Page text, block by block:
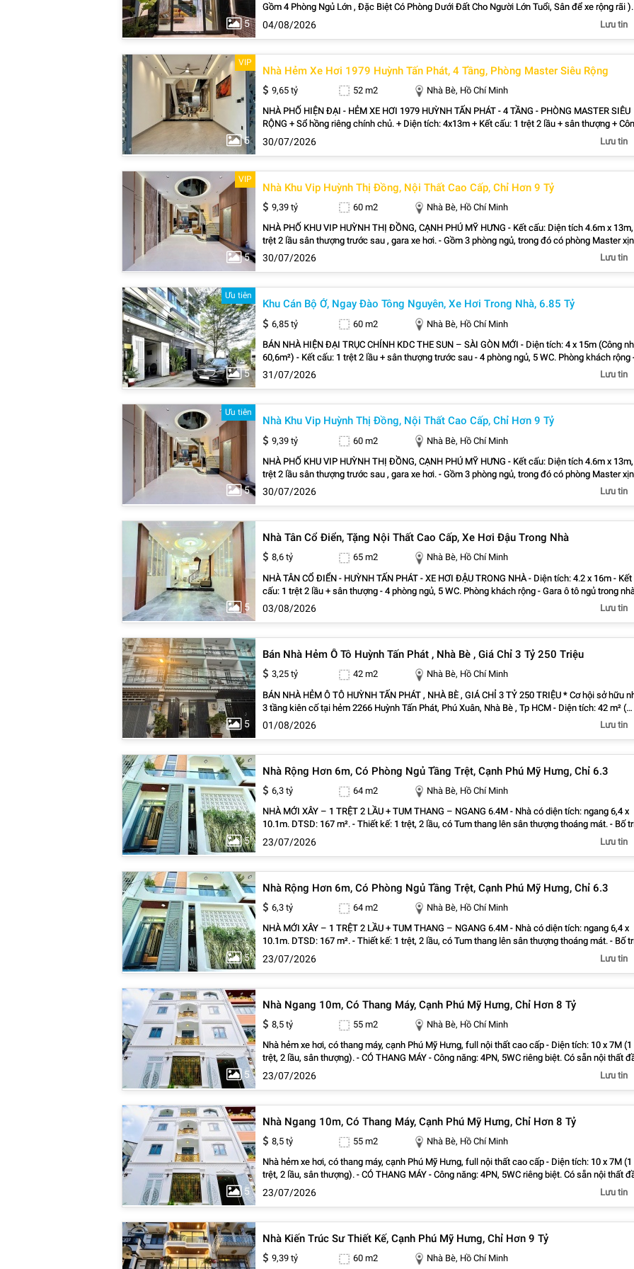
5
Gồm 4 Phòng Ngủ Lớn , Đặc Biệt Có Phòng Dưới Đất Cho Người Lớn Tuổi, Sân để xe rộng rãi ). -
Tặng Full Nội Thất : Sofa , Bàn ăn , Tủ Lạnh , Máy Lạnh , giường tủ , kệ tivi , Bàn Trang Điểm … -
Khu dân cư đông đúc thích hợp vừa ở vừa kinh doanh Nail Tóc , Spa , mua bán nhỏ hoặc cho
hệ: 0838.939.781 - Nguyễn Hoàng Realty (Nhà Thật - Giá Thật - Tư Vấn Thật)
04/08/2026 Lưu tin
5
VIP
Nhà Hẻm Xe Hơi 1979 Huỳnh Tấn Phát, 4 Tầng, Phòng Master Siêu Rộng
9,65 tỷ 52 m2
Nhà Bè, Hồ Chí Minh
NHÀ PHỐ HIỆN ĐẠI - HẺM XE HƠI 1979 HUỲNH TẤN PHÁT - 4 TẦNG - PHÒNG MASTER SIÊU
RỘNG + Sổ hồng riêng chính chủ. + Diện tích: 4x13m + Kết cấu: 1 trệt 2 lầu + sân thượng + Công
năng: 3 phòng ngủ – 4 WC rộng rãi. + Hẻm xe hơi tới tận nhà – cực kỳ tiện lợi + Tặng full nội
cao cấp – dọn vào ở ngay + Khu dân cư an ninh, yên tĩnh, hàng xóm thân thiện + Nằm cạnh
Hoàng Realty
30/07/2026 Lưu tin
5
VIP
Nhà Khu Vip Huỳnh Thị Đồng, Nội Thất Cao Cấp, Chỉ Hơn 9 Tỷ
9,39 tỷ 60 m2
Nhà Bè, Hồ Chí Minh
NHÀ PHỐ KHU VIP HUỲNH THỊ ĐỒNG, CẠNH PHÚ MỸ HƯNG - Kết cấu: Diện tích 4.6m x 13m,
trệt 2 lầu sân thượng trước sau , gara xe hơi. - Gồm 3 phòng ngủ, trong đó có phòng Master xịn
sò rộng rãi và đầy đủ tiện nghi, 4 nhà vệ sinh. - Nhà thiết kế Hiện Đại Sang Trọng Đường Công
kết hợp đen led , nội thất tinh tế và mang đến cho gia chủ cảm giác ấm ấp - Tặng full nội thất
đầy đủ thiết bị điện tử,5 máy lạnh, giường nệm, tủ quần áo kịch trần , tab đầu giường, bàn
điểm…..vvv - Giá Bán : 9Tỷ390 - Liên hệ: 0838.939.781 - Nguyễn Hoàng Realty
30/07/2026 Lưu tin
5
Ưu tiên
Khu Cán Bộ Ở, Ngay Đào Tông Nguyên, Xe Hơi Trong Nhà, 6.85 Tỷ
6,85 tỷ 60 m2
Nhà Bè, Hồ Chí Minh
BÁN NHÀ HIỆN ĐẠI TRỤC CHÍNH KDC THE SUN – SÀI GÒN MỚI - Diện tích: 4 x 15m (Công nhận
60,6m²) - Kết cấu: 1 trệt 2 lầu + sân thượng trước sau - 4 phòng ngủ, 5 WC. Phòng khách rộng -
Gara ô tô ngủ trong nhà - Giá bán: 6 tỷ 850 triệu (thương lượng ) - Trục đường rộng, ô tô tránh
nhau. - Cách Quận 7, Phú Mỹ Hưng chỉ hơn 15 phút di chuyển - Liên hệ: 0838.939.781 -
31/07/2026 Lưu tin
5
Ưu tiên
Nhà Khu Vip Huỳnh Thị Đồng, Nội Thất Cao Cấp, Chỉ Hơn 9 Tỷ
9,39 tỷ 60 m2
Nhà Bè, Hồ Chí Minh
NHÀ PHỐ KHU VIP HUỲNH THỊ ĐỒNG, CẠNH PHÚ MỸ HƯNG - Kết cấu: Diện tích 4.6m x 13m,
trệt 2 lầu sân thượng trước sau , gara xe hơi. - Gồm 3 phòng ngủ, trong đó có phòng Master xịn
sò rộng rãi và đầy đủ tiện nghi, 4 nhà vệ sinh. - Nhà thiết kế Hiện Đại Sang Trọng Đường Công
kết hợp đen led , nội thất tinh tế và mang đến cho gia chủ cảm giác ấm ấp - Tặng full nội thất
đầy đủ thiết bị điện tử,5 máy lạnh, giường nệm, tủ quần áo kịch trần , tab đầu giường, bàn
điểm…..vvv - Giá Bán : 9Tỷ390 - Liên hệ: 0838.939.781 - Nguyễn Hoàng Realty
30/07/2026 Lưu tin
5
Nhà Tân Cổ Điển, Tặng Nội Thất Cao Cấp, Xe Hơi Đậu Trong Nhà
8,6 tỷ 65 m2
Nhà Bè, Hồ Chí Minh
NHÀ TÂN CỔ ĐIỂN - HUỲNH TẤN PHÁT - XE HƠI ĐẬU TRONG NHÀ - Diện tích: 4.2 x 16m - Kết
cấu: 1 trệt 2 lầu + sân thượng - 4 phòng ngủ, 5 WC. Phòng khách rộng - Gara ô tô ngủ trong nhà -
Giá bán: 8.6 TỶ - Trục đường rộng, ô tô tránh nhau. - Cách Quận 7, Phú Mỹ Hưng chỉ hơn 15
di chuyển - Liên hệ: 0838.939.781 - Nguyễn Hoàng Realty (Nhà Thật - Giá Thật - Tư Vấn Thật)
03/08/2026 Lưu tin
5
Bán Nhà Hẻm Ô Tô Huỳnh Tấn Phát , Nhà Bè , Giá Chỉ 3 Tỷ 250 Triệu
3,25 tỷ 42 m2
Nhà Bè, Hồ Chí Minh
BÁN NHÀ HẺM Ô TÔ HUỲNH TẤN PHÁT , NHÀ BÈ , GIÁ CHỈ 3 TỶ 250 TRIỆU * Cơ hội sở hữu
3 tầng kiên cố tại hẻm 2266 Huỳnh Tấn Phát, Phú Xuân, Nhà Bè , Tp HCM - Diện tích: 42 m² (
ngang 3,5m , dài 12m ) - Kết cấu: 1 trệt, 2 lầu - 4 phòng ngủ, 3 WC , đường trước nhà 6m - Sân
thượng trước và sau - Hẻm ô tô, khu dân cư an ninh, thuận tiện đi lại - Nhà đẹp, vào ở ngay *
01/08/2026 Lưu tin
5
Nhà Rộng Hơn 6m, Có Phòng Ngủ Tầng Trệt, Cạnh Phú Mỹ Hưng, Chỉ 6.3
6,3 tỷ 64 m2
Nhà Bè, Hồ Chí Minh
NHÀ MỚI XÂY – 1 TRỆT 2 LẦU + TUM THANG – NGANG 6.4M - Nhà có diện tích: ngang 6,4 x
10.1m. DTSD: 167 m². - Thiết kế: 1 trệt, 2 lầu, có Tum thang lên sân thượng thoáng mát. - Bố
Phòng ngủ, 5 WC (Có PN tầng trệt cho người lớn tuổi). - Nhà rộng thênh thang, đón gió tự nhiên. -
Nhà mới 100%, Full nội thất cơ bản cao cấp, pháp lý chuẩn. - Giá bán: 6.3 tỷ - Hotline:
23/07/2026 Lưu tin
5
Nhà Rộng Hơn 6m, Có Phòng Ngủ Tầng Trệt, Cạnh Phú Mỹ Hưng, Chỉ 6.3
6,3 tỷ 64 m2
Nhà Bè, Hồ Chí Minh
NHÀ MỚI XÂY – 1 TRỆT 2 LẦU + TUM THANG – NGANG 6.4M - Nhà có diện tích: ngang 6,4 x
10.1m. DTSD: 167 m². - Thiết kế: 1 trệt, 2 lầu, có Tum thang lên sân thượng thoáng mát. - Bố
Phòng ngủ, 5 WC (Có PN tầng trệt cho người lớn tuổi). - Nhà rộng thênh thang, đón gió tự nhiên. -
Nhà mới 100%, Full nội thất cơ bản cao cấp, pháp lý chuẩn. - Giá bán: 6.3 tỷ - Hotline:
23/07/2026 Lưu tin
5
Nhà Ngang 10m, Có Thang Máy, Cạnh Phú Mỹ Hưng, Chỉ Hơn 8 Tỷ
8,5 tỷ 55 m2
Nhà Bè, Hồ Chí Minh
Nhà hẻm xe hơi, có thang máy, cạnh Phú Mỹ Hưng, full nội thất cao cấp - Diện tích: 10 x 7M (1
trệt, 2 lầu, sân thượng). - CÓ THANG MÁY - Công năng: 4PN, 5WC riêng biệt. Có sẵn nội thất
đủ. PHÒNG KARAOKE - Tiện ích: Gần chợ, siêu thị, trường học,… - Nằm trên đường Huỳnh Tấn
Phát, cách Phũ Mỹ Hưng chỉ hơn 10 phút - Sổ hồng riêng – Hỗ trợ bank. - Hotline:
23/07/2026 Lưu tin
5
Nhà Ngang 10m, Có Thang Máy, Cạnh Phú Mỹ Hưng, Chỉ Hơn 8 Tỷ
8,5 tỷ 55 m2
Nhà Bè, Hồ Chí Minh
Nhà hẻm xe hơi, có thang máy, cạnh Phú Mỹ Hưng, full nội thất cao cấp - Diện tích: 10 x 7M (1
trệt, 2 lầu, sân thượng). - CÓ THANG MÁY - Công năng: 4PN, 5WC riêng biệt. Có sẵn nội thất
đủ. PHÒNG KARAOKE - Tiện ích: Gần chợ, siêu thị, trường học,… - Nằm trên đường Huỳnh Tấn
Phát, cách Phũ Mỹ Hưng chỉ hơn 10 phút - Sổ hồng riêng – Hỗ trợ bank. - Hotline:
23/07/2026 Lưu tin
Nhà Kiến Trúc Sư Thiết Kế, Cạnh Phú Mỹ Hưng, Chỉ Hơn 9 Tỷ
9,39 tỷ 60 m2 Nhà Bè, Hồ Chí Minh